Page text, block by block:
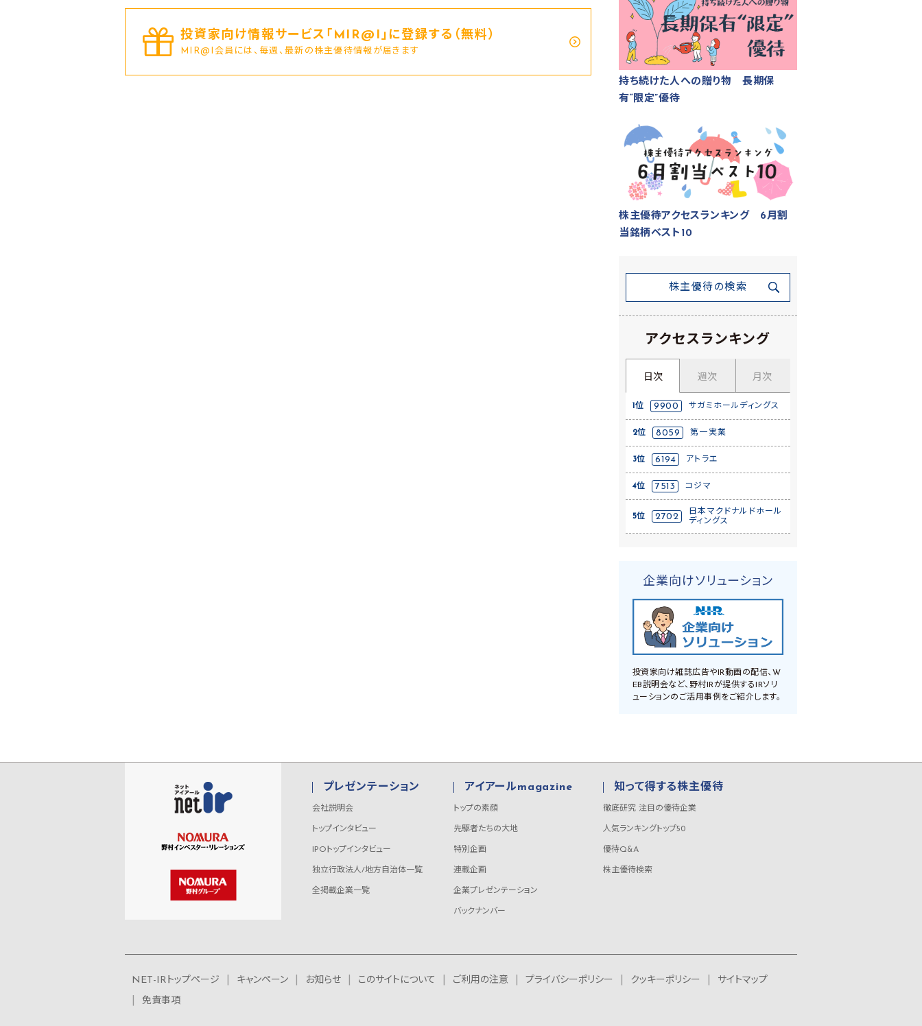
投資家向け情報サービス｢MIR@I｣に登録する（無料）
MIR@I会員には、毎週、最新の株主優待情報が届きます
持ち続けた人への贈り物 長期保
有“限定”優待
株主優待アクセスランキング 6月割
当銘柄ベスト10
株主優待の検索
アクセスランキング
日次 週次 月次
1位 9900 サガミホールディングス
2位 8059 第一実業
3位 6194 アトラエ
4位 7513 コジマ
5位 2702
日本マクドナルドホール
ディングス
企業向けソリューション
投資家向け雑誌広告やIR動画の配信、W
EB説明会など、野村IRが提供するIRソリ
ューションのご活用事例をご紹介します。
プレゼンテーション
会社説明会
トップインタビュー
IPOトップインタビュー
独立行政法人/地方自治体一覧
全掲載企業一覧
アイアールmagazine
トップの素顔
先駆者たちの大地
特別企画
連載企画
企業プレゼンテーション
バックナンバー
知って得する株主優待
徹底研究 注目の優待企業
人気ランキングトップ50
優待Q&A
株主優待検索
NET-IRトップページ キャンペーン お知らせ このサイトについて ご利用の注意 プライバシーポリシー クッキーポリシー
サイトマップ
免責事項